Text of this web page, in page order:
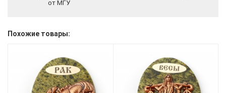
от МГУ
Похожие товары: